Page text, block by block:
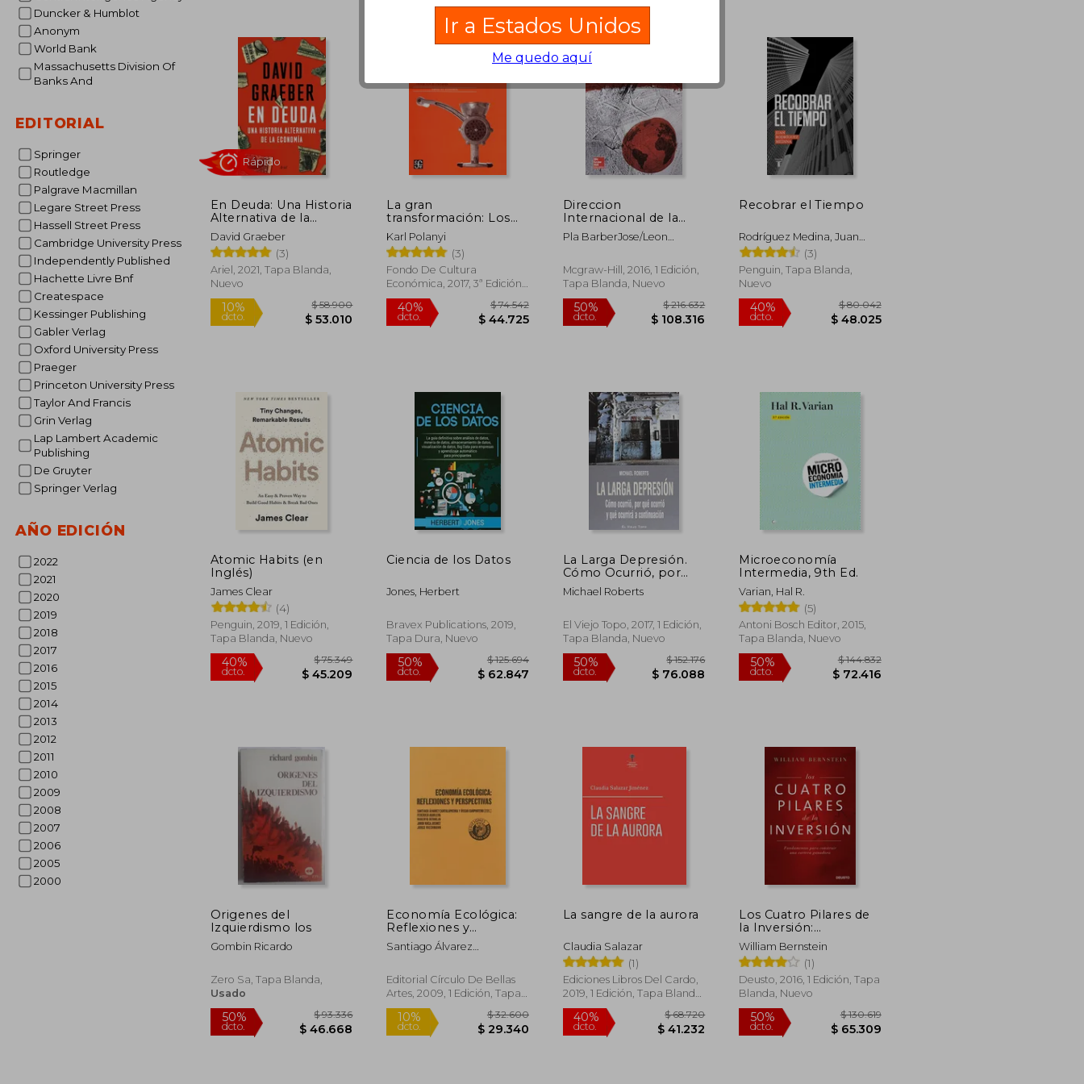
Duncker & Humblot
Anonym
World Bank
Massachusetts Division Of
Banks And
EDITORIAL
Springer
Routledge
Palgrave Macmillan
Legare Street Press
Hassell Street Press
Cambridge University Press
Independently Published
Hachette Livre Bnf
Createspace
Kessinger Publishing
Gabler Verlag
Oxford University Press
Praeger
Princeton University Press
Taylor And Francis
Grin Verlag
Lap Lambert Academic
Publishing
De Gruyter
Springer Verlag
AÑO EDICIÓN
2022
2021
2020
2019
2018
2017
2016
2015
2014
2013
2012
2011
2010
2009
2008
2007
2006
2005
2000
40%
dcto.
50% $ 97.995
$ 48.997
50%
dcto.
$ 99.815
$ 49.908
10%
dcto.
En Deuda: Una Historia
Alternativa de la
Economía (Ariel)
David Graeber
(3)
Ariel, 2021, Tapa Blanda,
Nuevo
dcto. $ 53.010
La gran
transformación: Los
orígenes políticos y
económicos de
nuestro tiempo
Karl Polanyi
(3)
Fondo De Cultura
Económica, 2017, 3ª Edición,
Tapa Blanda, Nuevo
dcto. $ 44.725
Direccion
Internacional de la
Empresa.
Pla BarberJose/Leon
Mcgraw-Hill, 2016, 1 Edición,
Tapa Blanda, Nuevo
$ 108.316
Recobrar el Tiempo
Rodríguez Medina, Juan
Ignacio
(3)
Penguin, Tapa Blanda,
Nuevo
Atomic Habits (en
Inglés)
James Clear
(4)
Penguin, 2019, 1 Edición,
Tapa Blanda, Nuevo
40%
dcto.
$ 75.349
$ 45.209
Ciencia de los Datos
Jones, Herbert
Bravex Publications, 2019,
Tapa Dura, Nuevo
50%
dcto. $ 62.847
La Larga Depresión.
Cómo Ocurrió, por
qué Ocurrió y qué
Ocurrirá a
Michael Roberts
El Viejo Topo, 2017, 1 Edición,
Tapa Blanda, Nuevo
dcto.
$ 152.176
$ 76.088
Microeconomía
Intermedia, 9th Ed.
Varian, Hal R.
(5)
Antoni Bosch Editor, 2015,
Tapa Blanda, Nuevo
Origenes del
Izquierdismo los
Gombin Ricardo
Zero Sa, Tapa Blanda,
Usado
Economía Ecológica:
Reflexiones y
Perspectivas
Santiago Álvarez
Carpintero; Federico
Aguilera Klink
Editorial Círculo De Bellas
Artes, 2009, 1 Edición, Tapa
Blanda, Nuevo
La sangre de la aurora
Claudia Salazar
(1)
Ediciones Libros Del Cardo,
2019, 1 Edición, Tapa Blanda,
Nuevo
Los Cuatro Pilares de
la Inversión:
Fundamentos Para
Construir una Cartera
Ganadora (Sin
Colección)
William Bernstein
(1)
Deusto, 2016, 1 Edición, Tapa
Blanda, Nuevo
Ir a Estados Unidos
Me quedo aquí